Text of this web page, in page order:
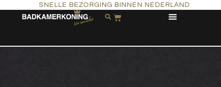
SNELLE BEZORGING BINNEN NEDERLAND